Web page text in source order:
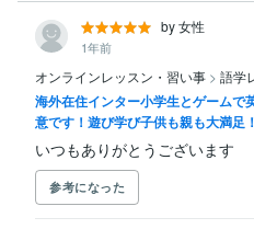
by 女性
1年前
オンラインレッスン・習い事 > 語学
海外在住インター小学生とゲームで
意です！遊び学び子供も親も大満足！
いつもありがとうございます
参考になった